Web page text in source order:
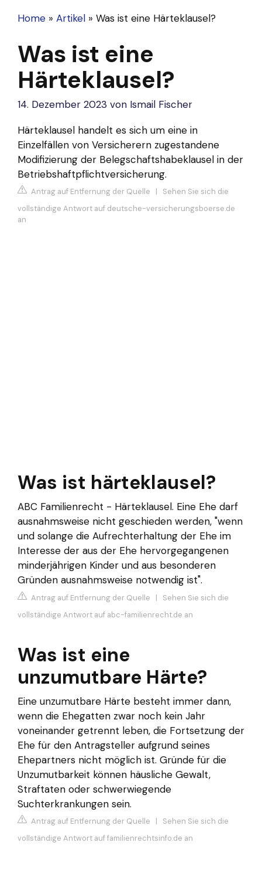
Home » Artikel » Was ist eine Härteklausel?
Was ist eine
Härteklausel?
14. Dezember 2023 von Ismail Fischer
Härteklausel handelt es sich um eine in
Einzelfällen von Versicherern zugestandene
Modifizierung der Belegschaftshabeklausel in der
Betriebshaftpflichtversicherung.
Antrag auf Entfernung der Quelle | Sehen Sie sich die
vollständige Antwort auf deutsche-versicherungsboerse.de
an
Was ist härteklausel?
ABC Familienrecht - Härteklausel. Eine Ehe darf
ausnahmsweise nicht geschieden werden, "wenn
und solange die Aufrechterhaltung der Ehe im
Interesse der aus der Ehe hervorgegangenen
minderjährigen Kinder und aus besonderen
Gründen ausnahmsweise notwendig ist".
Antrag auf Entfernung der Quelle | Sehen Sie sich die
vollständige Antwort auf abc-familienrecht.de an
Was ist eine
unzumutbare Härte?
Eine unzumutbare Härte besteht immer dann,
wenn die Ehegatten zwar noch kein Jahr
voneinander getrennt leben, die Fortsetzung der
Ehe für den Antragsteller aufgrund seines
Ehepartners nicht möglich ist. Gründe für die
Unzumutbarkeit können häusliche Gewalt,
Straftaten oder schwerwiegende
Suchterkrankungen sein.
Antrag auf Entfernung der Quelle | Sehen Sie sich die
vollständige Antwort auf familienrechtsinfo.de an